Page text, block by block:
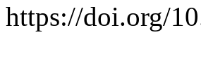
https://doi.org/